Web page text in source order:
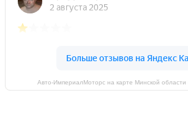
Авто-ИмпериалМоторс на карте Минской